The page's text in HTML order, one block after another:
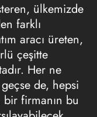
ülkemizde
farklı
aracı üreten,
çeşitte
Her ne
de, hepsi
bir firmanın bu